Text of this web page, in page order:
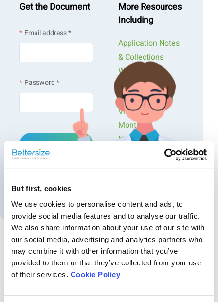
But first, cookies
We use cookies to personalise content and ads, to
provide social media features and to analyse our traffic.
We also share information about your use of our site with
our social media, advertising and analytics partners who
may combine it with other information that you’ve
provided to them or that they’ve collected from your use
of their services. Cookie Policy
Get the Document
Email address *
Password *
Login
Create an account
More Resources
Including
Application Notes
& Collections
Webinars &
Workshops
Presentations &
Videos
Monthly
Newsletters
Exclusive Events...
Recommended articles
Mejora de la eficiencia en la medición de la